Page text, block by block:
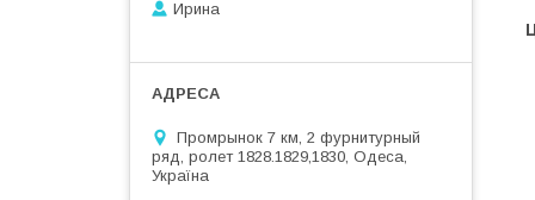
Ирина
Промрынок 7 км, 2 фурнитурный
ряд, ролет 1828.1829,1830, Одеса,
Україна